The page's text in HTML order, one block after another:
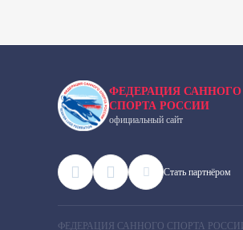
ФЕДЕРАЦИЯ САННОГО
СПОРТА РОССИИ
официальный сайт
Cтать партнёром
ФЕДЕРАЦИЯ САННОГО СПОРТА РОССИИ